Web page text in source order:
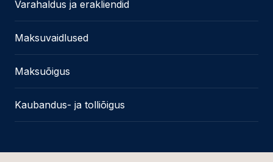
Varahaldus ja erakliendid
Maksuvaidlused
Maksuõigus
Kaubandus- ja tolliõigus